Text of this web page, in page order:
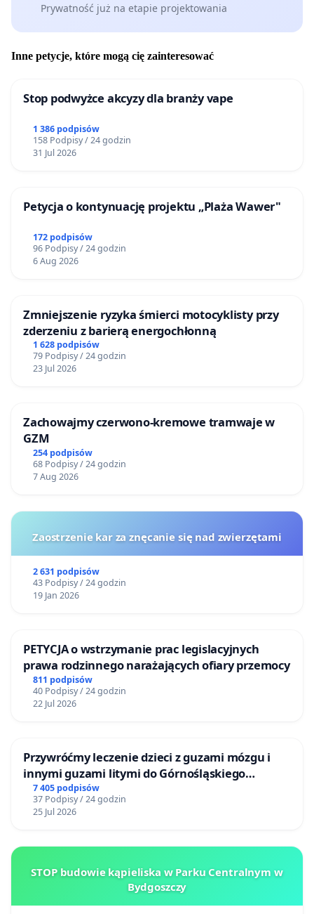
Prywatność już na etapie projektowania
Inne petycje, które mogą cię zainteresować
Stop podwyżce akcyzy dla branży vape
1 386 podpisów
158 Podpisy / 24 godzin
31 Jul 2026
Petycja o kontynuację projektu „Plaża Wawer"
172 podpisów
96 Podpisy / 24 godzin
6 Aug 2026
Zmniejszenie ryzyka śmierci motocyklisty przy
zderzeniu z barierą energochłonną
1 628 podpisów
79 Podpisy / 24 godzin
23 Jul 2026
Zachowajmy czerwono-kremowe tramwaje w
GZM
254 podpisów
68 Podpisy / 24 godzin
7 Aug 2026
Zaostrzenie kar za znęcanie się nad zwierzętami
2 631 podpisów
43 Podpisy / 24 godzin
19 Jan 2026
PETYCJA o wstrzymanie prac legislacyjnych
prawa rodzinnego narażających ofiary przemocy
811 podpisów
40 Podpisy / 24 godzin
22 Jul 2026
Przywróćmy leczenie dzieci z guzami mózgu i
innymi guzami litymi do Górnośląskiego
Centrum Zdrowia Dziecka w Katowicach
7 405 podpisów
37 Podpisy / 24 godzin
25 Jul 2026
STOP budowie kąpieliska w Parku Centralnym w
Bydgoszczy